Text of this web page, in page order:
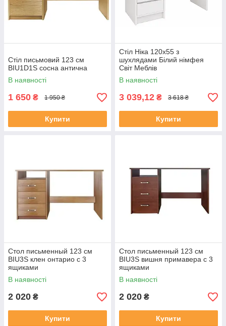
Стіл письмовий 123 см
BIU1D1S сосна антична
В наявності
1 650 ₴ 1 950 ₴
Купити
Стіл Ніка 120х55 з
шухлядами Білий німфея
Світ Меблів
В наявності
3 039,12 ₴ 3 618 ₴
Купити
Стол письменный 123 см
BIU3S клен онтарио с 3
ящиками
В наявності
2 020 ₴
Купити
Стол письменный 123 см
BIU3S вишня примавера с 3
ящиками
В наявності
2 020 ₴
Купити